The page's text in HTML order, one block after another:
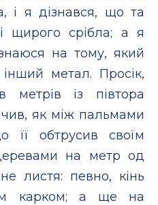
і я дізнався, що та
щирого срібла; а я
на тому, який
метал. Просік,
із півтора
як між пальмами
її обтрусив своїм
на метр од
листя: певно, кінь
карком; а ще на